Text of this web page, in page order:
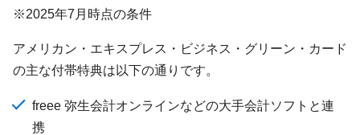
※2025年7月時点の条件
アメリカン・エキスプレス・ビジネス・グリーン・カード
の主な付帯特典は以下の通りです。
freee 弥生会計オンラインなどの大手会計ソフトと連
携